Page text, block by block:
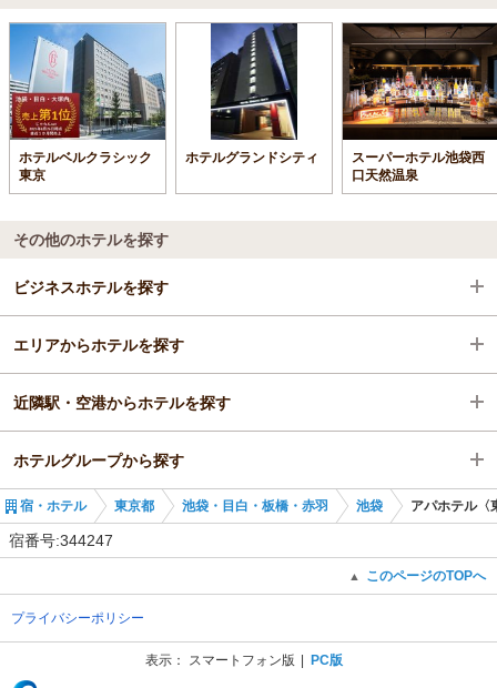
ホテルベルクラシック
東京
ホテルグランドシティ
スーパーホテル池袋西
口天然温泉
その他のホテルを探す
ビジネスホテルを探す
東京都
池袋・目白・板橋・赤羽
池袋
板橋駅
エリアからホテルを探す
東京都
池袋・目白・板橋・赤羽
池袋
近隣駅・空港からホテルを探す
板橋駅
新板橋駅
ホテルグループから探す
全国のアパホテルズ＆リゾーツ
宿・ホテル 東京都 池袋・目白・板橋・赤羽 池袋 アパホテル〈
宿番号:344247
▲ このページのTOPへ
プライバシーポリシー
表示： スマートフォン版 PC版